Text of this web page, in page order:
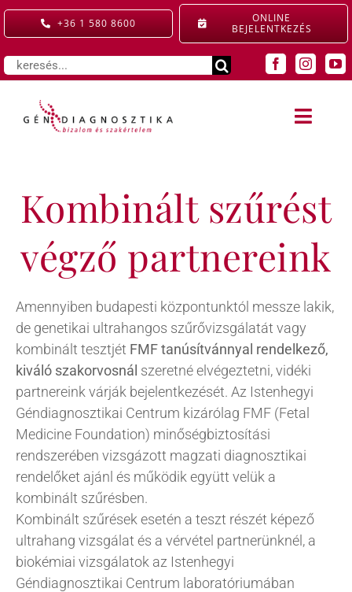
Kihagyás
+36 1 580 8600
ONLINE
BEJELENTKEZÉS
Keresés...
Toggle
KIEMELT ELLÁTÁS
GYERMEKRENDELŐ
ÁRAINK
RÓLUNK
KAPCSOLAT
BLOG
Kombinált szűrést
végző partnereink
Amennyiben budapesti központunktól messze lakik,
de genetikai ultrahangos szűrővizsgálatát vagy
kombinált tesztjét FMF tanúsítvánnyal rendelkező,
kiváló szakorvosnál szeretné elvégeztetni, vidéki
partnereink várják bejelentkezését. Az Istenhegyi
Géndiagnosztikai Centrum kizárólag FMF (Fetal
Medicine Foundation) minőségbiztosítási
rendszerében vizsgázott magzati diagnosztikai
rendelőket ajánl és működik együtt velük a
kombinált szűrésben.
Kombinált szűrések esetén a teszt részét képező
ultrahang vizsgálat és a vérvétel partnerünknél, a
biokémiai vizsgálatok az Istenhegyi
Géndiagnosztikai Centrum laboratóriumában